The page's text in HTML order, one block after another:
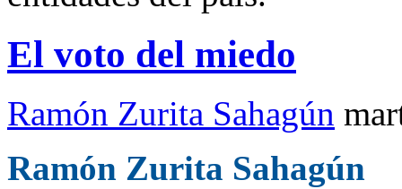
El voto del miedo
Ramón Zurita Sahagún
Ramón Zurita Sahagún